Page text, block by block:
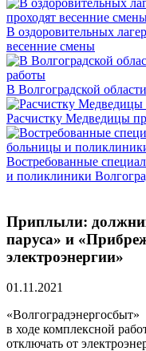
В оздоровительных
весенние смены
В Волгоградской
Расчистку Медведицы
Востребованные
и поликлиники
Приплыли:
паруса» и
электроэнергии»
01.11.2021
«Волгоградэнергосбыт»
в ходе комплексной
отключать от